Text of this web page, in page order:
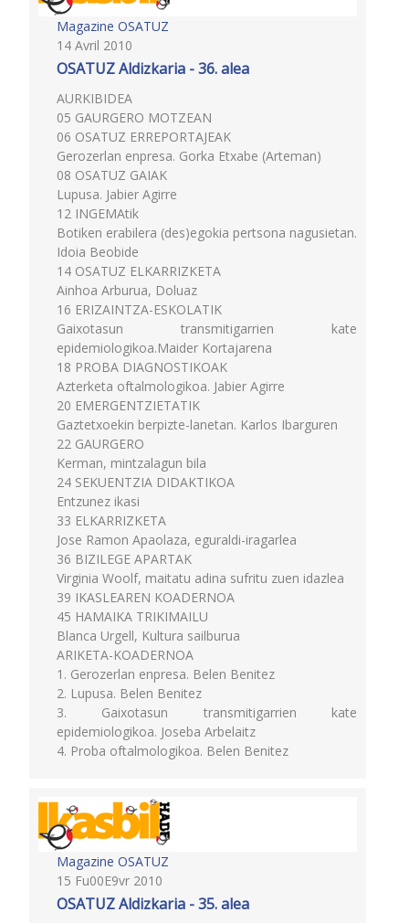
Magazine OSATUZ
14 Avril 2010
OSATUZ Aldizkaria - 36. alea
AURKIBIDEA
05 GAURGERO MOTZEAN
06 OSATUZ ERREPORTAJEAK
Gerozerlan enpresa. Gorka Etxabe (Arteman)
08 OSATUZ GAIAK
Lupusa. Jabier Agirre
12 INGEMAtik
Botiken erabilera (des)egokia pertsona nagusietan.
Idoia Beobide
14 OSATUZ ELKARRIZKETA
Ainhoa Arburua, Doluaz
16 ERIZAINTZA-ESKOLATIK
Gaixotasun transmitigarrien kate
epidemiologikoa.Maider Kortajarena
18 PROBA DIAGNOSTIKOAK
Azterketa oftalmologikoa. Jabier Agirre
20 EMERGENTZIETATIK
Gaztetxoekin berpizte-lanetan. Karlos Ibarguren
22 GAURGERO
Kerman, mintzalagun bila
24 SEKUENTZIA DIDAKTIKOA
Entzunez ikasi
33 ELKARRIZKETA
Jose Ramon Apaolaza, eguraldi-iragarlea
36 BIZILEGE APARTAK
Virginia Woolf, maitatu adina sufritu zuen idazlea
39 IKASLEAREN KOADERNOA
45 HAMAIKA TRIKIMAILU
Blanca Urgell, Kultura sailburua
ARIKETA-KOADERNOA
1. Gerozerlan enpresa. Belen Benitez
2. Lupusa. Belen Benitez
3. Gaixotasun transmitigarrien kate
epidemiologikoa. Joseba Arbelaitz
4. Proba oftalmologikoa. Belen Benitez
Magazine OSATUZ
15 Fu00E9vr 2010
OSATUZ Aldizkaria - 35. alea